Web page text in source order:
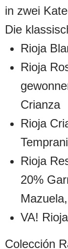
in zwei
Die
Rioja
Rioja
Crianza
Rioja
Rioja
20%
VA!
Colección